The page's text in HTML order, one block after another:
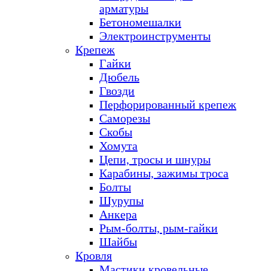
арматуры
Бетономешалки
Электроинструменты
Крепеж
Гайки
Дюбель
Гвозди
Перфорированный крепеж
Саморезы
Скобы
Хомута
Цепи, тросы и шнуры
Карабины, зажимы троса
Болты
Шурупы
Анкера
Рым-болты, рым-гайки
Шайбы
Кровля